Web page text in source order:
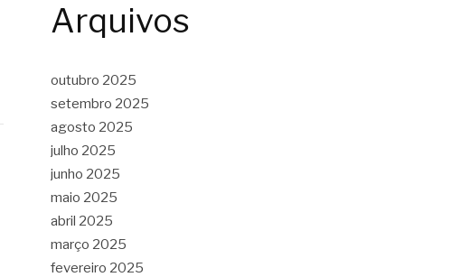
Arquivos
outubro 2025
setembro 2025
agosto 2025
julho 2025
junho 2025
maio 2025
abril 2025
março 2025
fevereiro 2025